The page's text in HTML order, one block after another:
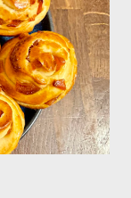
išpildytas su kaupu
Tie reikalai
sudėjimas,